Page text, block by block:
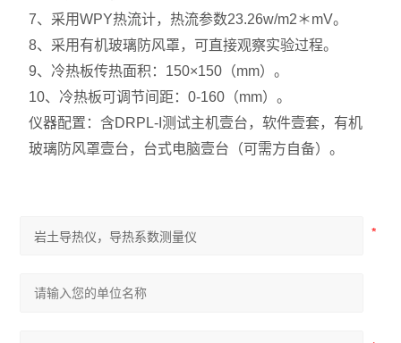
7、采用WPY热流计，热流参数23.26w/m2＊mV。
8、采用有机玻璃防风罩，可直接观察实验过程。
9、冷热板传热面积：150×150（mm）。
10、冷热板可调节间距：0-160（mm）。
仪器配置：含DRPL-I测试主机壹台，软件壹套，有机
玻璃防风罩壹台，台式电脑壹台（可需方自备）。